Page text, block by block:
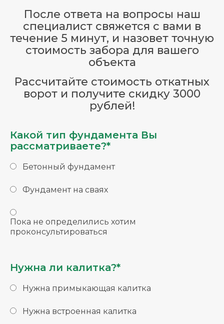
После ответа на вопросы наш
специалист свяжется с вами в
течение 5 минут, и назовет точную
стоимость забора для вашего
объекта
Рассчитайте стоимость откатных
ворот и получите скидку 3000
рублей!
Какой тип фундамента Вы
рассматриваете?*
Бетонный фундамент
Фундамент на сваях
Пока не определились хотим
проконсультироваться
Нужна ли калитка?*
Нужна примыкающая калитка
Нужна встроенная калитка